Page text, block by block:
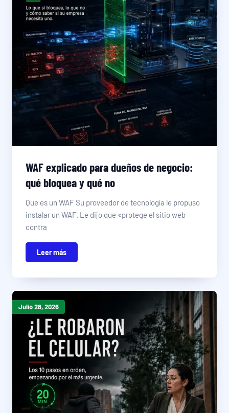
WAF explicado para dueños de negocio:
qué bloquea y qué no
Que es un WAF Su proveedor de tecnología le propuso
instalar un WAF. Le dijo que «protege el sitio web
contra
Leer más
Julio 28, 2026